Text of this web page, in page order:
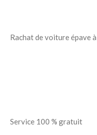
Rachat de voiture épave
Service 100 % gratuit